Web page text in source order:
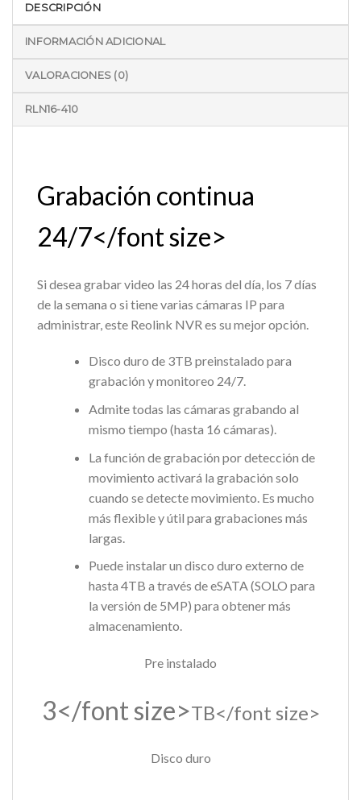
DESCRIPCIÓN
INFORMACIÓN ADICIONAL
VALORACIONES (0)
RLN16-410
Grabación continua
24/7</font size>
Si desea grabar video las 24 horas del día, los 7 días
de la semana o si tiene varias cámaras IP para
administrar, este Reolink NVR es su mejor opción.
Disco duro de 3TB preinstalado para
grabación y monitoreo 24/7.
Admite todas las cámaras grabando al
mismo tiempo (hasta 16 cámaras).
La función de grabación por detección de
movimiento activará la grabación solo
cuando se detecte movimiento. Es mucho
más flexible y útil para grabaciones más
largas.
Puede instalar un disco duro externo de
hasta 4TB a través de eSATA (SOLO para
la versión de 5MP) para obtener más
almacenamiento.
Pre instalado
3</font size>TB</font size>
Disco duro